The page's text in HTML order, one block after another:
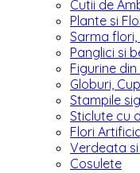
Cutii de
Plante si
Sarma
Panglici si
Figurine
Globuri,
Stampile
Sticlute cu
Flori
Verdeata
Cosulete